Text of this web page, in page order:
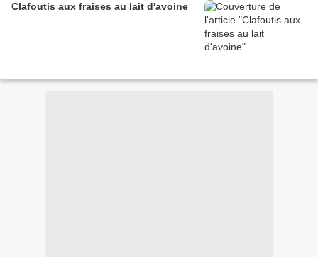
Clafoutis aux fraises au lait d'avoine